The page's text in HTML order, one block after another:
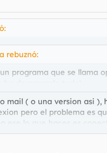
rebuznó:
programa que se llama
mail ( o una version asi
pero el problema es
ese lo que haces es
que esta bastante